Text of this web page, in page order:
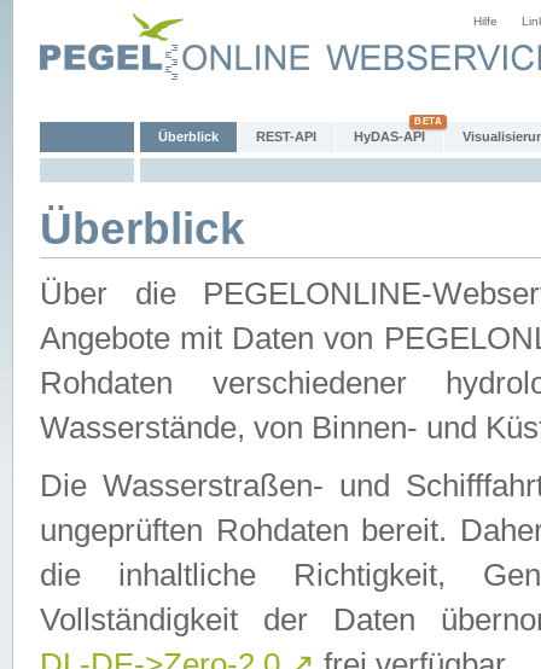
Hilfe
Überblick REST-API HyDAS-API
Überblick
Über die PEGELONLINE-
Angebote mit Daten von
Rohdaten verschiedener
Wasserstände, von Binnen- und
Die Wasserstraßen- und
ungeprüften Rohdaten bereit.
die inhaltliche Richtigkeit,
Vollständigkeit der Daten